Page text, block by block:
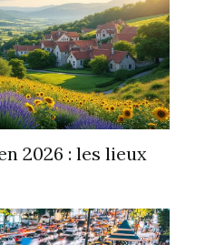
2026 : les lieux